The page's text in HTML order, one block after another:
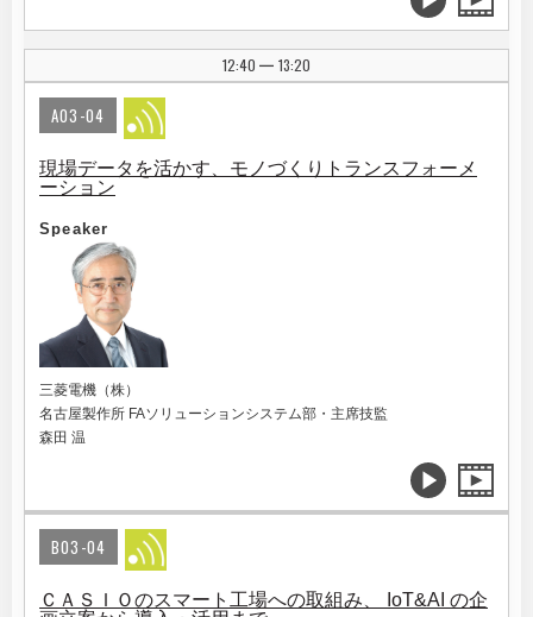
12:40 | 13:20
A03-04
現場データを活かす、モノづくりトランスフォーメ
ーション
Speaker
三菱電機（株）
名古屋製作所 FAソリューションシステム部・主席技監
森田 温
B03-04
ＣＡＳＩＯのスマート工場への取組み、 IoT&AI の企